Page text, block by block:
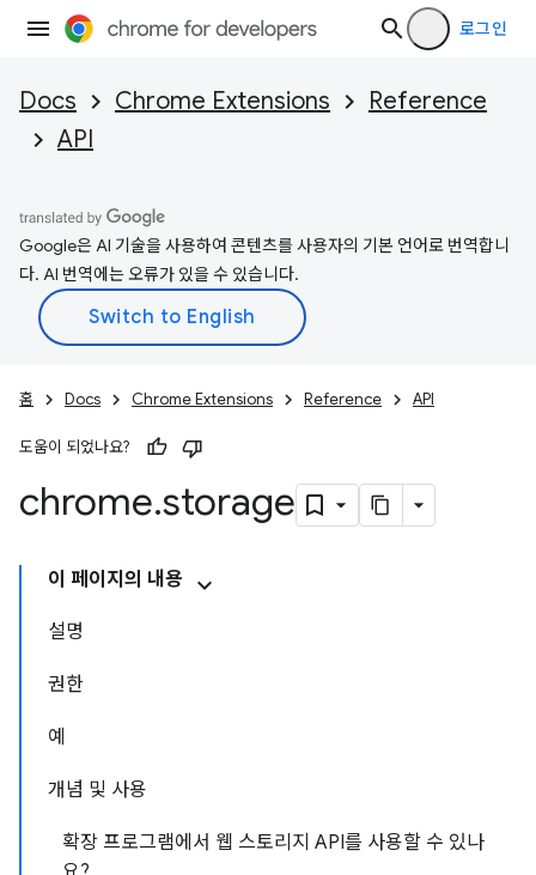
로그인
Docs Chrome Extensions
Reference
API
Google은 AI 기술을 사용하여 콘텐츠를 사용자의 기본 언어로 번역합니
다. AI 번역에는 오류가 있을 수 있습니다.
홈 Docs Chrome Extensions Reference API
도움이 되었나요?
chrome.storage
이 페이지의 내용
설명
권한
예
개념 및 사용
확장 프로그램에서 웹 스토리지 API를 사용할 수 있나